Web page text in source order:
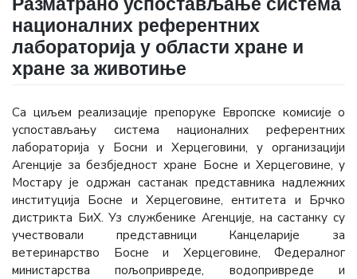
националних референтних
лабораторија у области хране и
хране за животиње
Са циљем реализације препоруке Европске комисије о
успостављању система националних референтних
лабораторија у Босни и Херцеговини, у организацији
Агенције за безбједност хране Босне и Херцеговине, у
Мостару је одржан састанак представника надлежних
институција Босне и Херцеговине, ентитета и Брчко
дистрикта БиХ. Уз службенике Агенције, на састанку су
учествовали представници Канцеларије за
ветеринарство Босне и Херцеговине, Федералног
министарства пољопривреде, водопривреде и